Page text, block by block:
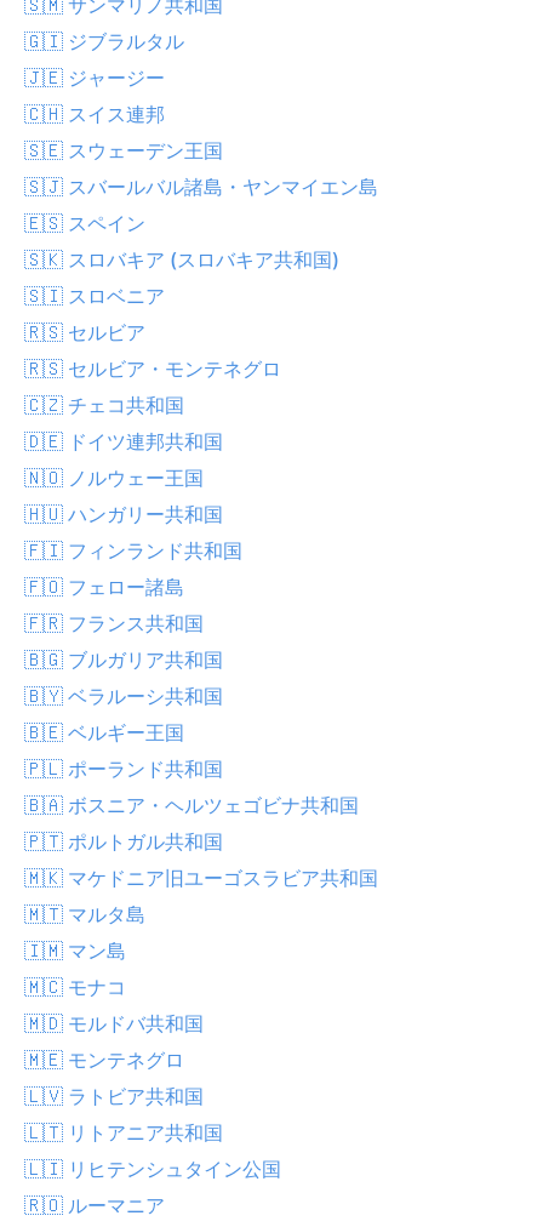
🇬🇮 ジブラルタル
🇯🇪 ジャージー
🇨🇭 スイス連邦
🇸🇪 スウェーデン王国
🇸🇯 スバールバル諸島・ヤンマイエン島
🇪🇸 スペイン
🇸🇰 スロバキア (スロバキア共和国)
🇸🇮 スロベニア
🇷🇸 セルビア
🇷🇸 セルビア・モンテネグロ
🇨🇿 チェコ共和国
🇩🇪 ドイツ連邦共和国
🇳🇴 ノルウェー王国
🇭🇺 ハンガリー共和国
🇫🇮 フィンランド共和国
🇫🇴 フェロー諸島
🇫🇷 フランス共和国
🇧🇬 ブルガリア共和国
🇧🇾 ベラルーシ共和国
🇧🇪 ベルギー王国
🇵🇱 ポーランド共和国
🇧🇦 ボスニア・ヘルツェゴビナ共和国
🇵🇹 ポルトガル共和国
🇲🇰 マケドニア旧ユーゴスラビア共和国
🇲🇹 マルタ島
🇮🇲 マン島
🇲🇨 モナコ
🇲🇩 モルドバ共和国
🇲🇪 モンテネグロ
🇱🇻 ラトビア共和国
🇱🇹 リトアニア共和国
🇱🇮 リヒテンシュタイン公国
🇷🇴 ルーマニア